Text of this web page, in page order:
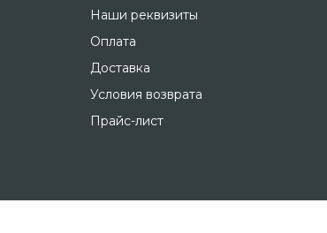
Наши реквизиты
Оплата
Доставка
Условия возврата
Прайс-лист